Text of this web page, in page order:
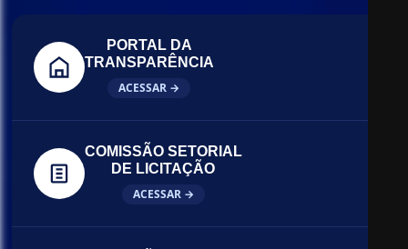
PORTAL DA
TRANSPARÊNCIA
ACESSAR →
COMISSÃO SETORIAL
DE LICITAÇÃO
ACESSAR →